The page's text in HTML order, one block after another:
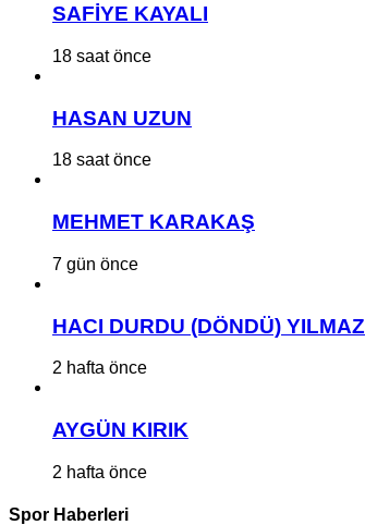
SAFİYE KAYALI
18 saat önce
HASAN UZUN
18 saat önce
MEHMET KARAKAŞ
7 gün önce
HACI DURDU (DÖNDÜ) YILMAZ
2 hafta önce
AYGÜN KIRIK
2 hafta önce
Spor Haberleri